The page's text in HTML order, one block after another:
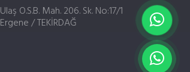
Ulaş O.S.B. Mah. 206. Sk. No:17/1
Ergene / TEKİRDAĞ